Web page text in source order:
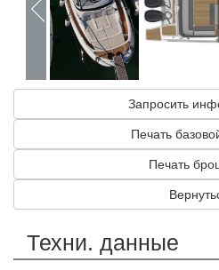
Запросить
Печать
Печать
Техни. данные